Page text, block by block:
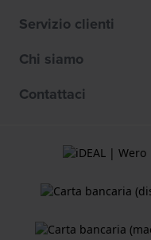
Servizio clienti
Chi siamo
Contattaci